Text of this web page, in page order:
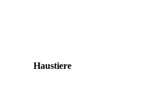
Haustiere